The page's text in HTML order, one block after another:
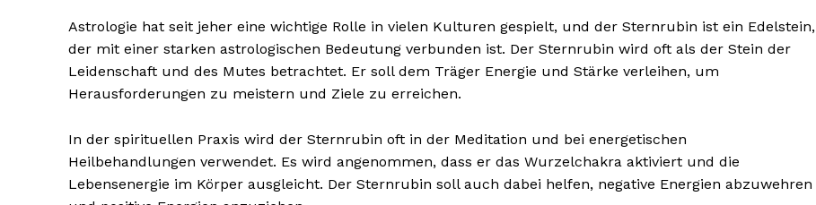
Astrologie hat seit jeher eine wichtige Rolle in vielen Kulturen gespielt, und der Sternrubin ist ein Edelstein,
der mit einer starken astrologischen Bedeutung verbunden ist. Der Sternrubin wird oft als der Stein der
Leidenschaft und des Mutes betrachtet. Er soll dem Träger Energie und Stärke verleihen, um
Herausforderungen zu meistern und Ziele zu erreichen.
In der spirituellen Praxis wird der Sternrubin oft in der Meditation und bei energetischen
Heilbehandlungen verwendet. Es wird angenommen, dass er das Wurzelchakra aktiviert und die
Lebensenergie im Körper ausgleicht. Der Sternrubin soll auch dabei helfen, negative Energien abzuwehren